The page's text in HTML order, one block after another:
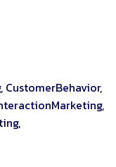
, CustomerBehavior,
,
,